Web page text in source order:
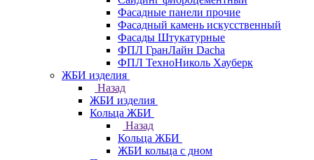
Фасадные панели прочие
Фасадный камень искусственный
Фасады Штукатурные
ФПЛ ГранЛайн Dacha
ФПЛ ТехноНиколь Хауберк
ЖБИ изделия
Назад
ЖБИ изделия
Кольца ЖБИ
Назад
Кольца ЖБИ
ЖБИ кольца с дном